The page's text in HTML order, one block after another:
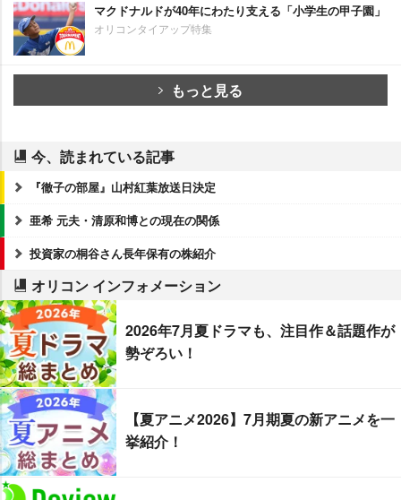
マクドナルドが40年にわたり支える「小学生の甲子園」
オリコンタイアップ特集
もっと見る
今、読まれている記事
『徹子の部屋』山村紅葉放送日決定
亜希 元夫・清原和博との現在の関係
投資家の桐谷さん長年保有の株紹介
オリコン インフォメーション
2026年7月夏ドラマも、注目作＆話題作が
勢ぞろい！
【夏アニメ2026】7月期夏の新アニメを一
挙紹介！